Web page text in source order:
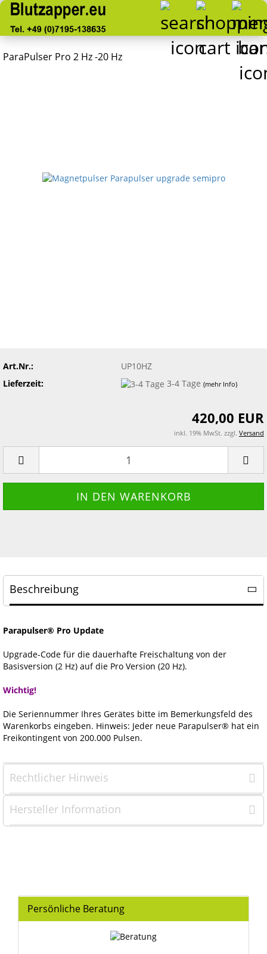
ParaPulser Pro 2 Hz -20 Hz
Art.Nr.:
UP10HZ
Lieferzeit:
3-4 Tage (mehr Info)
420,00 EUR
inkl. 19% MwSt. zzgl. Versand
Beschreibung
Parapulser® Pro Update
Upgrade-Code für die dauerhafte Freischaltung von der
Basisversion (2 Hz) auf die Pro Version (20 Hz).
Wichtig!
Die Seriennummer Ihres Gerätes bitte im Bemerkungsfeld des
Warenkorbs eingeben. Hinweis: Jeder neue Parapulser® hat ein
Freikontingent von 200.000 Pulsen.
Rechtlicher Hinweis
Hersteller Information
Persönliche Beratung